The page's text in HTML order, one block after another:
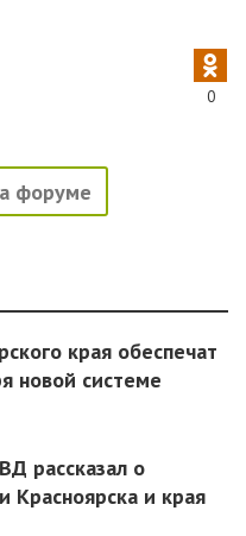
0
форуме
края обеспечат
новой системе
рассказал о
и края